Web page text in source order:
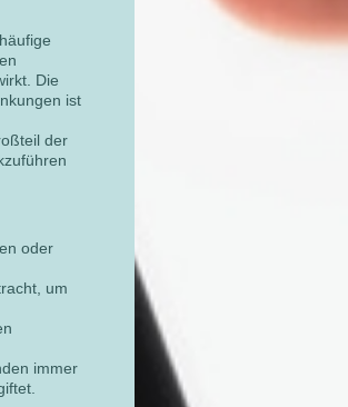
Die
ist
der
oder
um
immer